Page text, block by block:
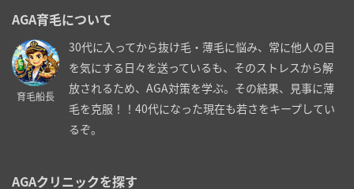
AGA育毛について
育毛船長
30代に入ってから抜け毛・薄毛に悩み、常に他人の目
を気にする日々を送っているも、そのストレスから解
放されるため、AGA対策を学ぶ。その結果、見事に薄
毛を克服！！40代になった現在も若さをキープしてい
るぞ。
AGAクリニックを探す